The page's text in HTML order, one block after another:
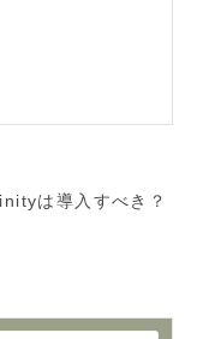
は導入すべき？